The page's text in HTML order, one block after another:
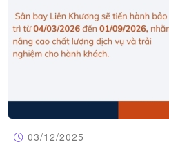
03/12/2025